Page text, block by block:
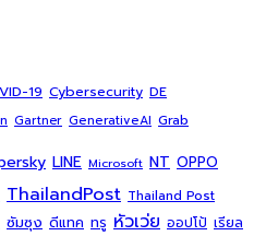
19 Cybersecurity DE
Gartner GenerativeAI Grab
LINE Microsoft NT OPPO
ThailandPost Thailand Post
ซัมซุง ดีแทค ทรู หัวเว่ย ออปโป้ เรียล